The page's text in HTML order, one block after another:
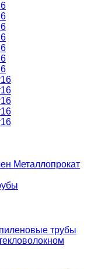
Металлопрокат
трубы